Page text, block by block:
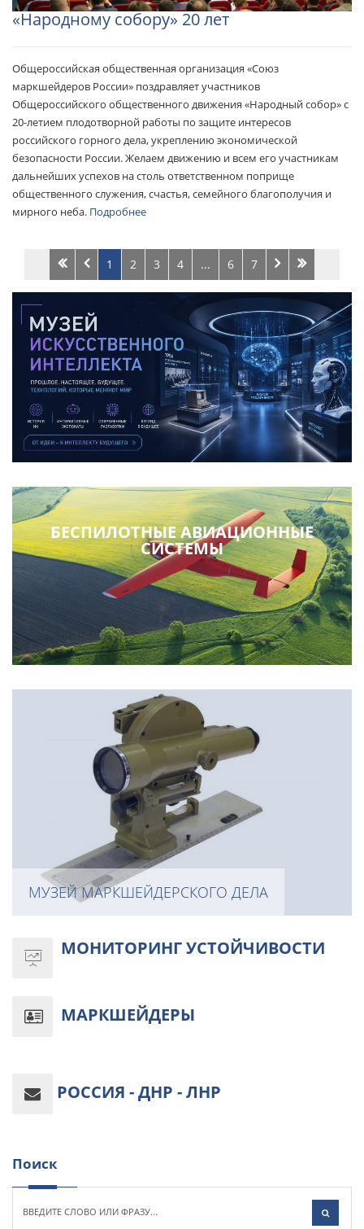
«Народному собору» 20 лет
Общероссийская общественная организация «Союз
маркшейдеров России» поздравляет участников
Общероссийского общественного движения «Народный собор» с
20-летием плодотворной работы по защите интересов
российского горного дела, укреплению экономической
безопасности России. Желаем движению и всем его участникам
дальнейших успехов на столь ответственном поприще
общественного служения, счастья, семейного благополучия и
мирного неба. Подробнее
1 2 3 4 ... 6 7
БЕСПИЛОТНЫЕ АВИАЦИОННЫЕ
СИСТЕМЫ
МУЗЕЙ МАРКШЕЙДЕРСКОГО ДЕЛА
МОНИТОРИНГ УСТОЙЧИВОСТИ
МАРКШЕЙДЕРЫ
РОССИЯ - ДНР - ЛНР
Поиск